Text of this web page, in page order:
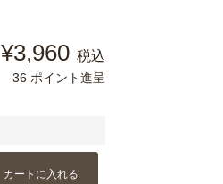
¥3,960 税込
36 ポイント進呈
カートに入れる